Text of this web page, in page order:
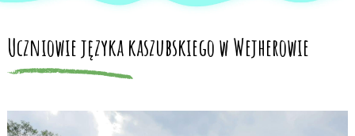
Uczniowie języka kaszubskiego w Wejherowie